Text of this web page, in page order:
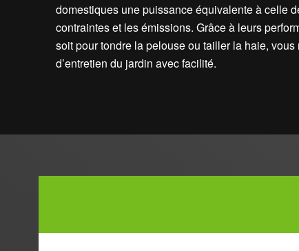
domestiques une puissance équivalente à celle
contraintes et les émissions. Grâce à leurs
soit pour tondre la pelouse ou tailler la haie,
d’entretien du jardin avec facilité.